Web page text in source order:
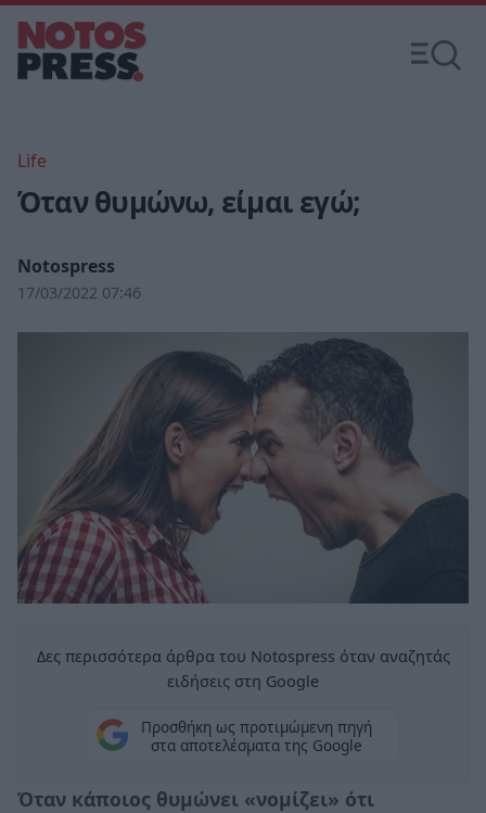
Life
Όταν θυμώνω, είμαι εγώ;
Notospress
17/03/2022 07:46
Δες περισσότερα άρθρα του Notospress όταν αναζητάς
ειδήσεις στη Google
Προσθήκη ως προτιμώμενη πηγή
στα αποτελέσματα της Google
Όταν κάποιος θυμώνει «νομίζει» ότι